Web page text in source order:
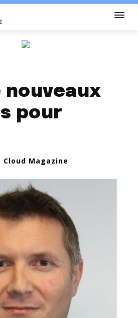
nouveaux
pour
Cloud Magazine